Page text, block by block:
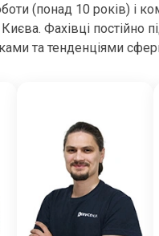
(понад 10 років) і
Фахівці постійно
та тенденціями